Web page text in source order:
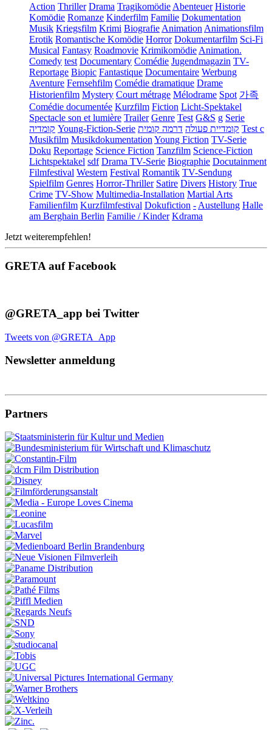
Action Thriller Drama Tragikomödie Abenteuer Historie
Komödie Romanze Kinderfilm Familie Dokumentation
Musik Kriegsfilm Krimi Biografie Animation Animationsfilm
Erotik Romantische Komödie Horror Dokumentarfilm Sci-Fi
Musical Fantasy Roadmovie Krimikomödie Animation.
Comedy test Documentary Comédie Jugendmagazin TV-
Reportage Biopic Fantastique Documentaire Werbung
Aventure Fernsehfilm Comédie dramatique Drame
Historienfilm Mystery Court métrage Mélodrame Spot 가족
Comédie documentée Kurzfilm Fiction Licht-Spektakel
Spectacle son et lumière Trailer Genre Test G&S g Serie
קומדיה Young-Fiction-Serie קומדיית פעולה דרמה קומית
Test c
Musikfilm Musikdokumentation Young Fiction TV-Serie
Doku Reportage Science Fiction Tanzfilm Science-Fiction
Lichtspektakel sdf Drama TV-Serie Biographie Docutainment
Filmfestival Western Festival Romantik TV-Sendung
Spielfilm Genres Horror-Thriller Satire Divers History True
Crime TV-Show Multimedia-Installation Martial Arts
Familienfilm Kurzfilmfestival Dokufiction - Austellung Halle
am Berghain Berlin Familie / Kinder Kdrama
Jetzt weiterempfehlen!
GRETA auf Facebook
@GRETA_app bei Twitter
Tweets von @GRETA_App
Newsletter anmeldung
Partners